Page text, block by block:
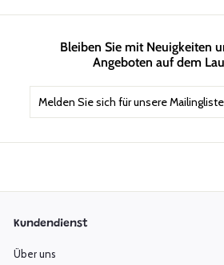
Bleiben Sie mit Neuigkeiten
Angeboten auf dem
Sie
sich
Kundendienst
Über uns